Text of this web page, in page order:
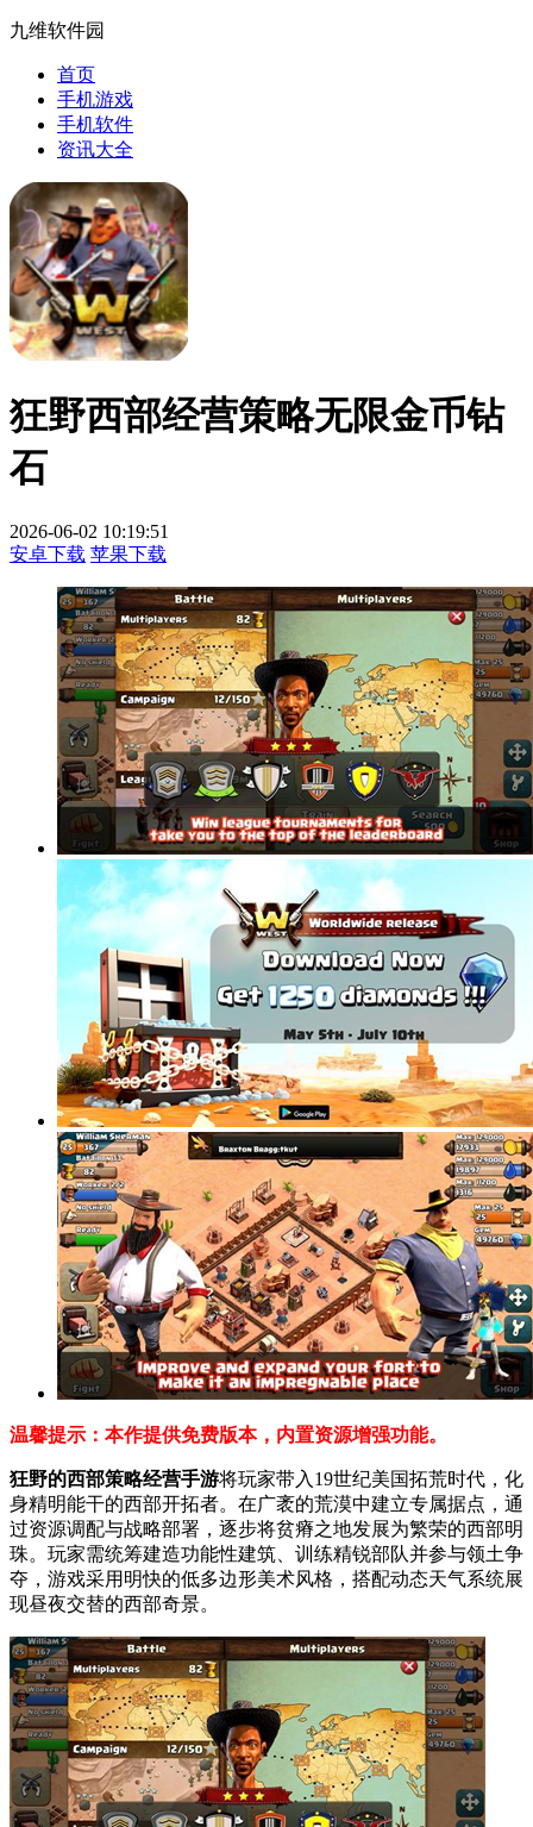
九维软件园
首页
手机游戏
手机软件
资讯大全
狂野西部经营策略无限金币钻
石
2026-06-02 10:19:51
安卓下载 苹果下载
温馨提示：本作提供免费版本，内置资源增强功能。
狂野的西部策略经营手游将玩家带入19世纪美国拓荒时代，化
身精明能干的西部开拓者。在广袤的荒漠中建立专属据点，通
过资源调配与战略部署，逐步将贫瘠之地发展为繁荣的西部明
珠。玩家需统筹建造功能性建筑、训练精锐部队并参与领土争
夺，游戏采用明快的低多边形美术风格，搭配动态天气系统展
现昼夜交替的西部奇景。